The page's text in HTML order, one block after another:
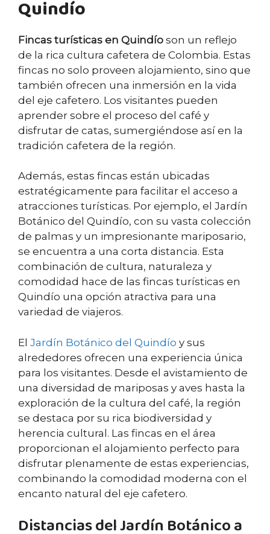
Quindío
Fincas turísticas en Quindío son un reflejo
de la rica cultura cafetera de Colombia. Estas
fincas no solo proveen alojamiento, sino que
también ofrecen una inmersión en la vida
del eje cafetero. Los visitantes pueden
aprender sobre el proceso del café y
disfrutar de catas, sumergiéndose así en la
tradición cafetera de la región.
Además, estas fincas están ubicadas
estratégicamente para facilitar el acceso a
atracciones turísticas. Por ejemplo, el Jardín
Botánico del Quindío, con su vasta colección
de palmas y un impresionante mariposario,
se encuentra a una corta distancia. Esta
combinación de cultura, naturaleza y
comodidad hace de las fincas turísticas en
Quindío una opción atractiva para una
variedad de viajeros.
El Jardín Botánico del Quindío y sus
alrededores ofrecen una experiencia única
para los visitantes. Desde el avistamiento de
una diversidad de mariposas y aves hasta la
exploración de la cultura del café, la región
se destaca por su rica biodiversidad y
herencia cultural. Las fincas en el área
proporcionan el alojamiento perfecto para
disfrutar plenamente de estas experiencias,
combinando la comodidad moderna con el
encanto natural del eje cafetero.
Distancias del Jardín Botánico a